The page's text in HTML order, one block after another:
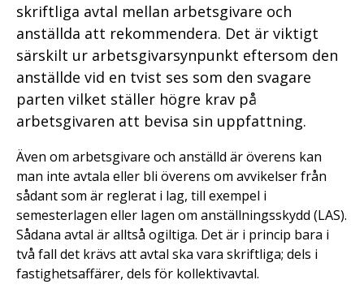
skriftliga avtal mellan arbetsgivare och
anställda att rekommendera. Det är viktigt
särskilt ur arbetsgivarsynpunkt eftersom den
anställde vid en tvist ses som den svagare
parten vilket ställer högre krav på
arbetsgivaren att bevisa sin uppfattning.
Även om arbetsgivare och anställd är överens kan
man inte avtala eller bli överens om avvikelser från
sådant som är reglerat i lag, till exempel i
semesterlagen eller lagen om anställningsskydd (LAS).
Sådana avtal är alltså ogiltiga. Det är i princip bara i
två fall det krävs att avtal ska vara skriftliga; dels i
fastighetsaffärer, dels för kollektivavtal.